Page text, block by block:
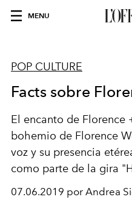
MENU
POP CULTURE
Facts sobre
El encanto de
bohemio de Florence
voz y su presencia
como parte de la gira
07.06.2019 por Andrea